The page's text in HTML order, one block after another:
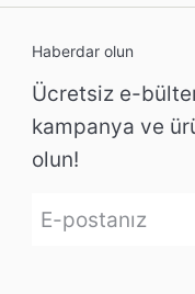
Haberdar olun
Ücretsiz e-
kampanya ve
olun!